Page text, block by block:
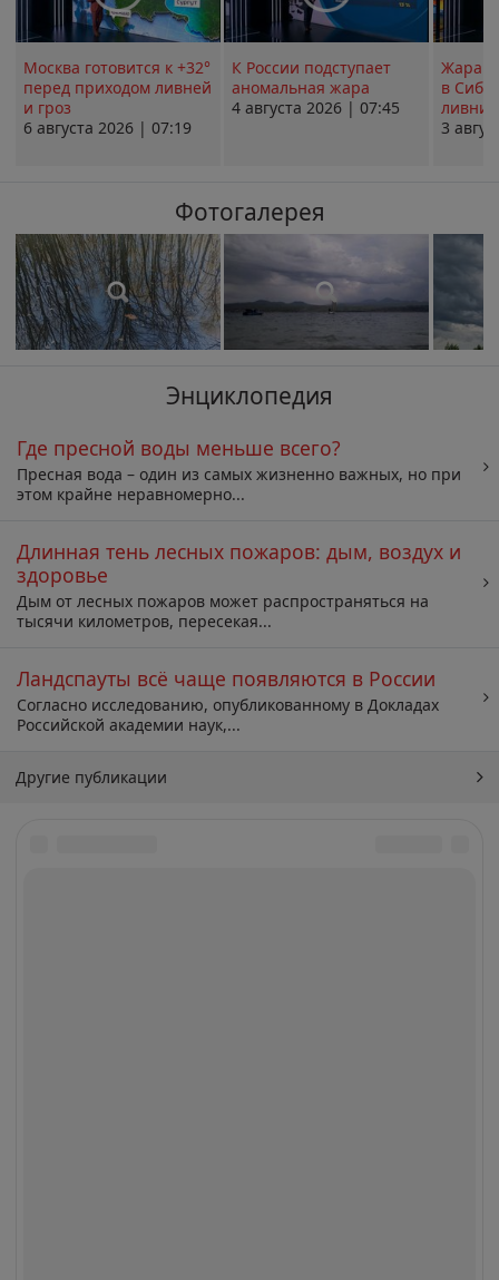
Москва готовится к +32°
перед приходом ливней
и гроз
6 августа 2026 | 07:19
К России подступает
аномальная жара
4 августа 2026 | 07:45
Жара в
в
ливни
3
Фотогалерея
Энциклопедия
Где пресной воды меньше всего?
Пресная вода – один из самых жизненно важных, но при
этом крайне неравномерно...
Длинная тень лесных пожаров: дым, воздух и
здоровье
Дым от лесных пожаров может распространяться на
тысячи километров, пересекая...
Ландспауты всё чаще появляются в России
Согласно исследованию, опубликованному в Докладах
Российской академии наук,...
Другие публикации